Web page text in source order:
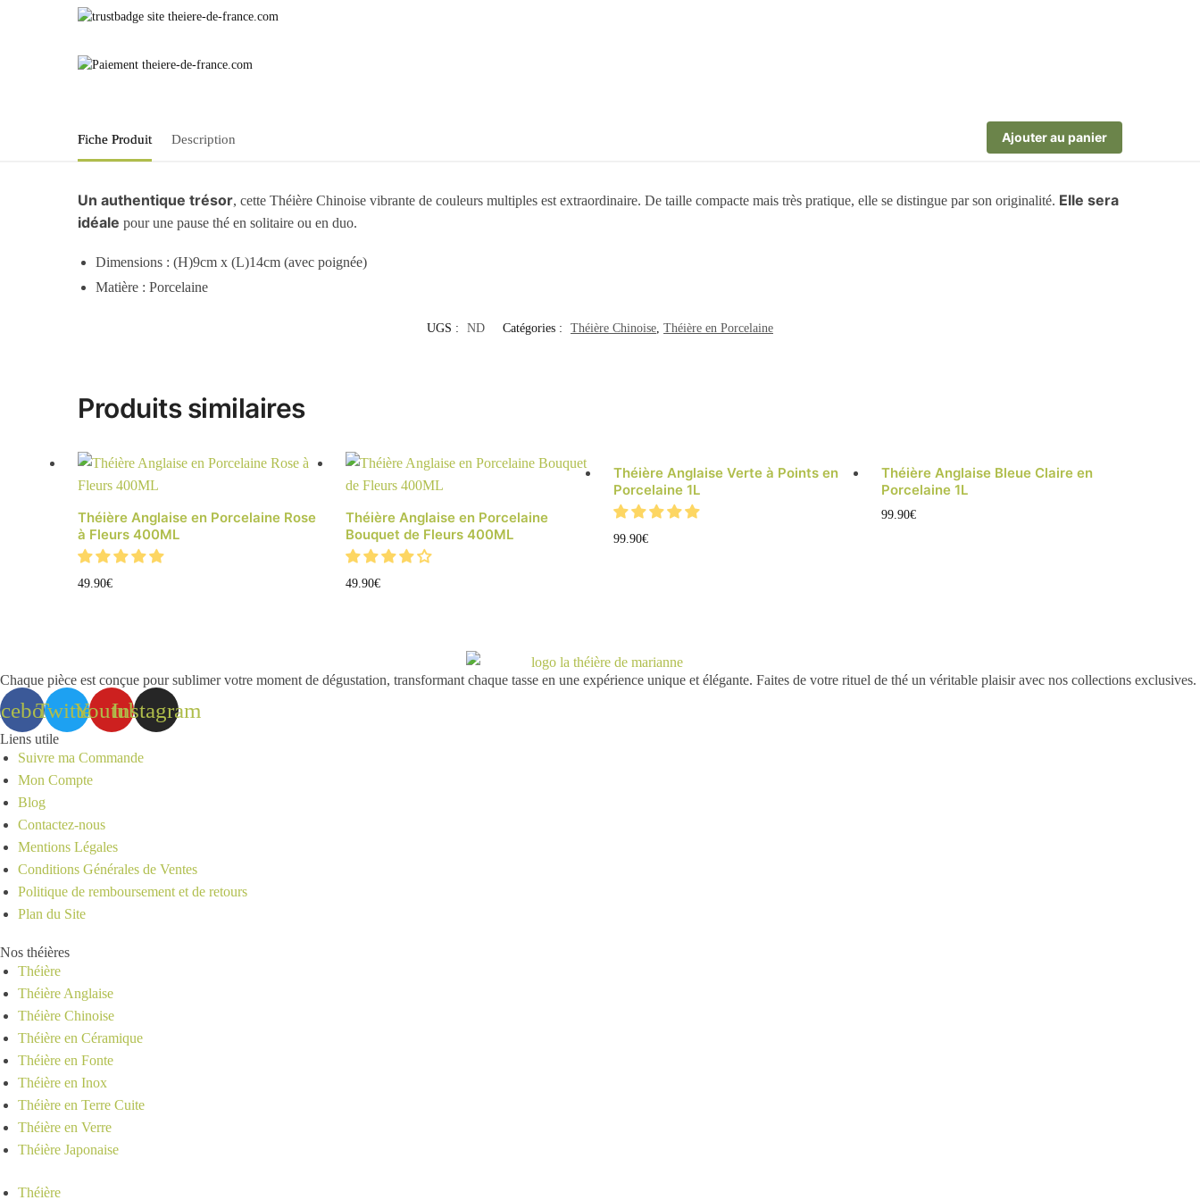
Fiche Produit Description Ajouter au panier
Un authentique trésor, cette Théière Chinoise vibrante de couleurs multiples est extraordinaire. De taille compacte mais très pratique, elle se distingue par son originalité. Elle sera
idéale pour une pause thé en solitaire ou en duo.
Dimensions : (H)9cm x (L)14cm (avec poignée)
Matière : Porcelaine
UGS : ND Catégories : Théière Chinoise Théière en Porcelaine
Produits similaires
Théière Anglaise en Porcelaine Rose
à Fleurs 400ML
49.90€
Théière Anglaise en Porcelaine
Bouquet de Fleurs 400ML
49.90€
Théière Anglaise Verte à Points en
Porcelaine 1L
99.90€
Théière Anglaise Bleue Claire en
Porcelaine 1L
99.90€
Chaque pièce est conçue pour sublimer votre moment de dégustation, transformant chaque tasse en une expérience unique et élégante. Faites de votre rituel de thé un véritable plaisir avec nos collections exclusives.
TwitterYoutubeInstagram
Liens utile
Suivre ma Commande
Mon Compte
Blog
Contactez-nous
Mentions Légales
Conditions Générales de Ventes
Politique de remboursement et de retours
Plan du Site
Nos théières
Théière
Théière Anglaise
Théière Chinoise
Théière en Céramique
Théière en Fonte
Théière en Inox
Théière en Terre Cuite
Théière en Verre
Théière Japonaise
Théière